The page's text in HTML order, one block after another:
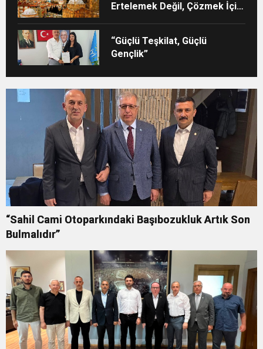
Ertelemek Değil, Çözmek İçin
“Güçlü Teşkilat, Güçlü
Gençlik”
“Sahil Cami Otoparkındaki Başıbozukluk Artık Son
Bulmalıdır”